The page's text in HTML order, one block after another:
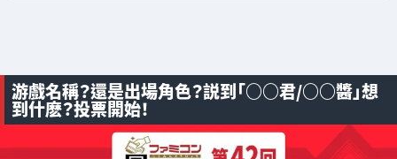
游戲名稱？還是出場角色？説到「○○君/○○醬」想
到什麽？投票開始！